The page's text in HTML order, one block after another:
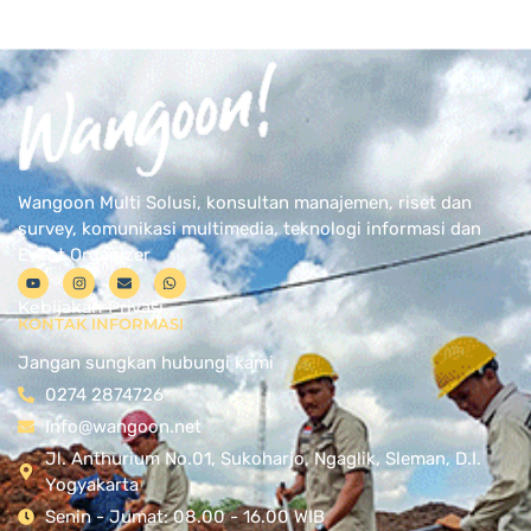
Wangoon Multi Solusi, konsultan manajemen, riset dan
survey, komunikasi multimedia, teknologi informasi dan
Event Organizer
Kebijakan Privasi
KONTAK INFORMASI
Jangan sungkan hubungi kami
0274 2874726
Info@wangoon.net
Jl. Anthurium No.01, Sukoharjo, Ngaglik, Sleman, D.I.
Yogyakarta
Senin - Jumat: 08.00 - 16.00 WIB